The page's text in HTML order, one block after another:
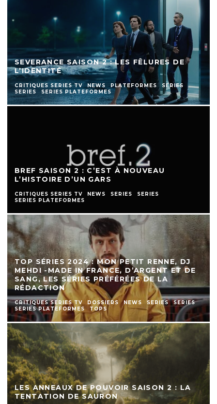
SEVERANCE SAISON 2 : LES FÊLURES DE
L’IDENTITÉ
CRITIQUES SERIES TV NEWS PLATEFORMES
SERIES
SERIES
SERIES PLATEFORMES
BREF SAISON 2 : C’EST À NOUVEAU
L’HISTOIRE D’UN GARS
CRITIQUES SERIES TV NEWS SERIES
SERIES
SERIES PLATEFORMES
TOP SÉRIES 2024 : MON PETIT RENNE, DJ
MEHDI -MADE IN FRANCE, D’ARGENT ET DE
SANG, LES SÉRIES PRÉFÉRÉES DE LA
RÉDACTION
CRITIQUES SERIES TV DOSSIERS NEWS SERIES
SERIES
SERIES PLATEFORMES
TOPS
LES ANNEAUX DE POUVOIR SAISON 2 : LA
TENTATION DE SAURON